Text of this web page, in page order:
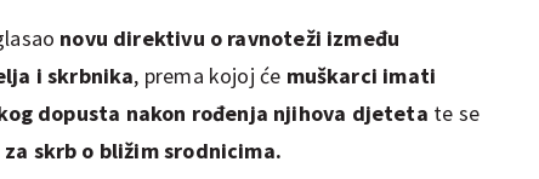
novu direktivu o ravnoteži između
i skrbnika, prema kojoj će muškarci imati
dopusta nakon rođenja njihova djeteta te se
skrb o bližim srodnicima.